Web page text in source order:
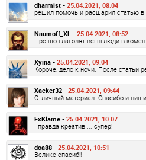
dharmist - 25.04.2021, 08:04
решил помочь и расшарил статью в
Naumoff_XL - 25.04.2021, 08:52
Про що глаголят всі ці люди в
Xyina - 25.04.2021, 09:04
Короче, дело к ночи. После статьи
Xacker32 - 25.04.2021, 09:44
Отличный материал. Спасибо и
ExKlame - 25.04.2021, 10:07
І правда креатив ... супер!
doa88 - 25.04.2021, 10:51
Велике спасибі!